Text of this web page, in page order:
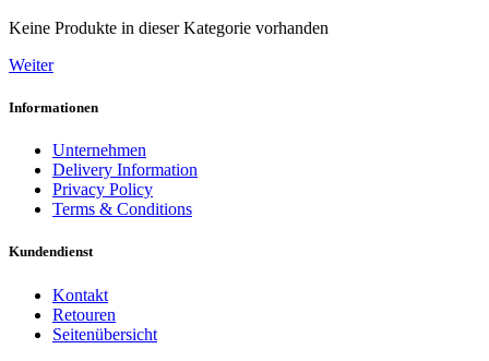
Keine Produkte in dieser Kategorie vorhanden
Weiter
Informationen
Unternehmen
Delivery Information
Privacy Policy
Terms & Conditions
Kundendienst
Kontakt
Retouren
Seitenübersicht